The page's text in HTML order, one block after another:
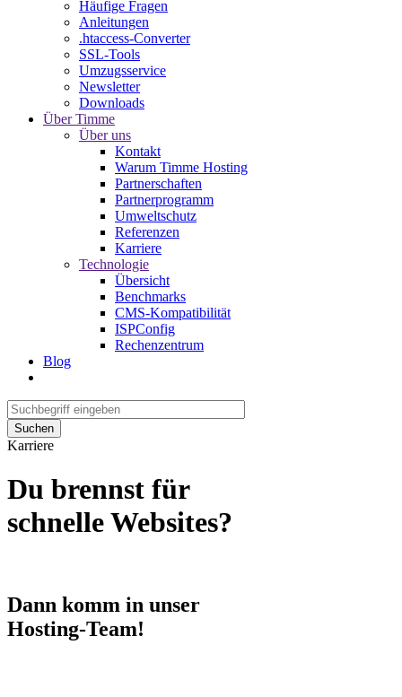
Häufige Fragen
Anleitungen
.htaccess-Converter
SSL-Tools
Umzugsservice
Newsletter
Downloads
Über Timme
Über uns
Kontakt
Warum Timme Hosting
Partnerschaften
Partnerprogramm
Umweltschutz
Referenzen
Karriere
Technologie
Übersicht
Benchmarks
CMS-Kompatibilität
ISPConfig
Rechenzentrum
Blog
Suchen
Karriere
Du brennst für
schnelleWebsites?
Dann komm in unser
Hosting-Team!